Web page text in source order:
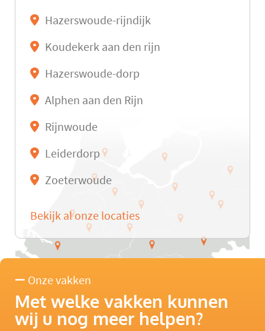
Hazerswoude-rijndijk
Koudekerk aan den rijn
Hazerswoude-dorp
Alphen aan den Rijn
Rijnwoude
Leiderdorp
Zoeterwoude
Bekijk al onze locaties
Onze vakken
Met welke vakken kunnen
wij u nog meer helpen?